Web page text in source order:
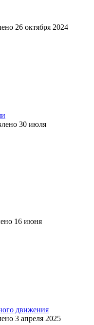
26 октября 2024
30 июля
16 июня
движения
3 апреля 2025